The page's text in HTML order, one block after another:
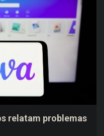
relatam problemas